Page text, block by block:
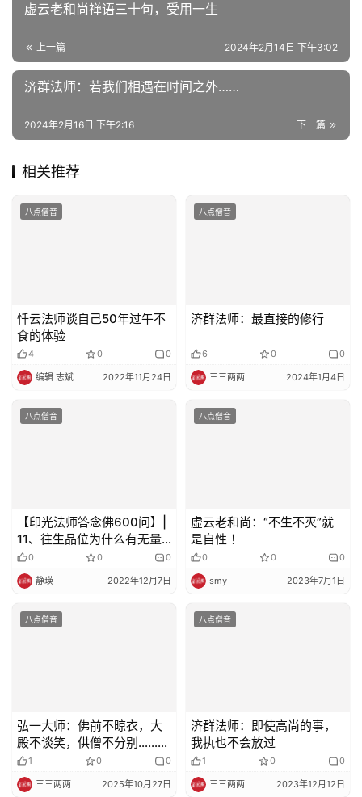
虚云老和尚禅语三十句，受用一生
上一篇 2024年2月14日 下午3:02
济群法师：若我们相遇在时间之外……
下一篇
2024年2月16日 下午2:16
相关推荐
八点僧音
忏云法师谈自己50年过午不
食的体验
编辑 志斌 2022年11月24日
八点僧音
济群法师：最直接的修行
6 0 0
三三两两 2024年1月4日
八点僧音
【印光法师答念佛600问】|
11、往生品位为什么有无量
无边之不同？
0 0 0
静瑛 2022年12月7日
八点僧音
虚云老和尚：“不生不灭”就
是自性 ！
0 0 0
smy 2023年7月1日
八点僧音
弘一大师：佛前不晾衣，大
殿不谈笑，供僧不分别……做
到这些，才称得上恭敬三宝
1 0 0
三三两两 2025年10月27日
八点僧音
济群法师：即使高尚的事，
我执也不会放过
1 0 0
三三两两 2023年12月12日